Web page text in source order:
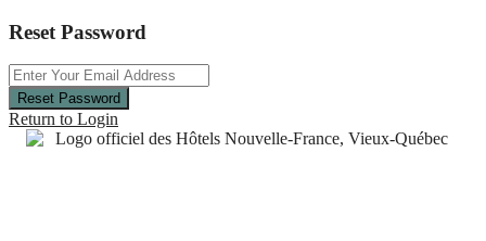
Reset Password
Reset Password
Return to Login